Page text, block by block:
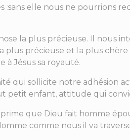
:sans elle nous ne pourrions
la plus précieuse. Il nous
plus précieuse et la plus
à Jésus sa royauté.
qui sollicite notre
petit enfant, attitude qui
que Dieu fait homme
comme nous il va